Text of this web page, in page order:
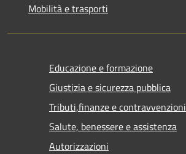
Mobilità e trasporti
Educazione e formazione
Giustizia e sicurezza pubblica
Tributi,finanze e contravvenzioni
Salute, benessere e assistenza
Autorizzazioni